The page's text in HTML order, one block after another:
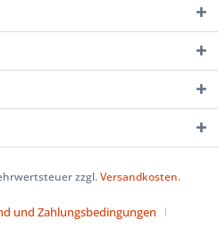
zzgl.Versandkosten.
und Zahlungsbedingungen